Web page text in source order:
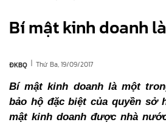
Bí mật kinh doanh
ĐKBQ | Thứ Ba, 19/09/2017
Bí mật kinh doanh là một
bảo hộ đặc biệt của quyền sở
mật kinh doanh được nhà